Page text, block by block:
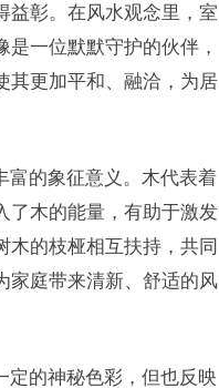
益彰。在风水观念里，室
一位默默守护的伙伴，
其更加平和、融洽，为居
富的象征意义。木代表着
了木的能量，有助于激发
木的枝桠相互扶持，共同
家庭带来清新、舒适的风
定的神秘色彩，但也反映